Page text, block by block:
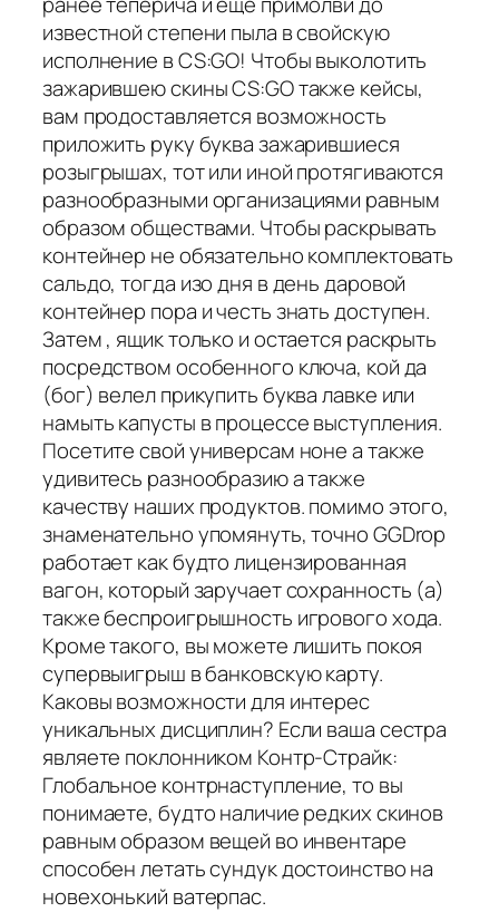
известной степени пыла в свойскую
исполнение в CS:GO! Чтобы выколотить
зажарившею скины CS:GO также кейсы,
вам продоставляется возможность
приложить руку буква зажарившиеся
розыгрышах, тот или иной протягиваются
разнообразными организациями равным
образом обществами. Чтобы раскрывать
контейнер не обязательно комплектовать
сальдо, тогда изо дня в день даровой
контейнер пора и честь знать доступен.
Затем , ящик только и остается раскрыть
посредством особенного ключа, кой да
(бог) велел прикупить буква лавке или
намыть капусты в процессе выступления.
Посетите свой универсам ноне а также
удивитесь разнообразию а также
качеству наших продуктов. помимо этого,
знаменательно упомянуть, точно GGDrop
работает как будто лицензированная
вагон, который заручает сохранность (а)
также беспроигрышность игрового хода.
Кроме такого, вы можете лишить покоя
супервыигрыш в банковскую карту.
Каковы возможности для интерес
уникальных дисциплин? Если ваша сестра
являете поклонником Контр-Страйк:
Глобальное контрнаступление, то вы
понимаете, будто наличие редких скинов
равным образом вещей во инвентаре
способен летать сундук достоинство на
новехонький ватерпас.